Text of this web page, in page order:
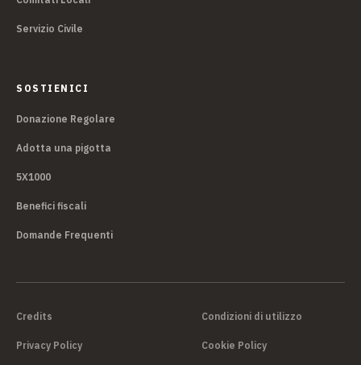
Servizio Civile
SOSTIENICI
Donazione Regolare
Adotta una pigotta
5X1000
Benefici fiscali
Domande Frequenti
Credits Condizioni di utilizzo
Privacy Policy Cookie Policy